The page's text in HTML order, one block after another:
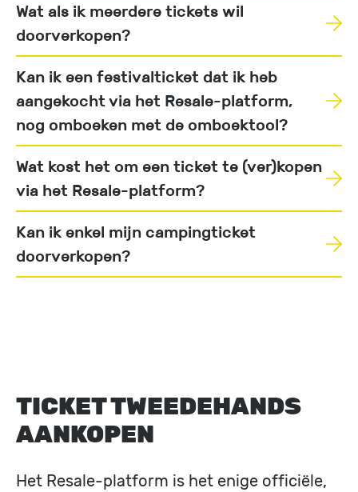
Wat als ik meerdere tickets wil
doorverkopen?
Kan ik een festivalticket dat ik heb
aangekocht via het Resale-platform,
nog omboeken met de omboektool?
Wat kost het om een ticket te (ver)kopen
via het Resale-platform?
Kan ik enkel mijn campingticket
doorverkopen?
TICKET TWEEDEHANDS
AANKOPEN
Het Resale-platform is het enige officiële,